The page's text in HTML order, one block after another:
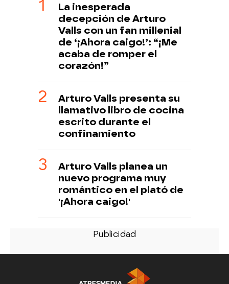
La inesperada
decepción de Arturo
Valls con un fan millenial
de ‘¡Ahora caigo!’: “¡Me
acaba de romper el
corazón!”
Arturo Valls presenta su
llamativo libro de cocina
escrito durante el
confinamiento
Arturo Valls planea un
nuevo programa muy
romántico en el plató de
'¡Ahora caigo!'